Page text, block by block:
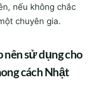
nếu không chắc
chuyên gia.
nên sử dụng cho
cách Nhật